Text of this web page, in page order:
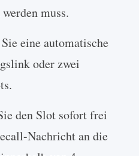
muss.
Sie eine automatische
oder zwei
den Slot sofort frei
Nachricht an die